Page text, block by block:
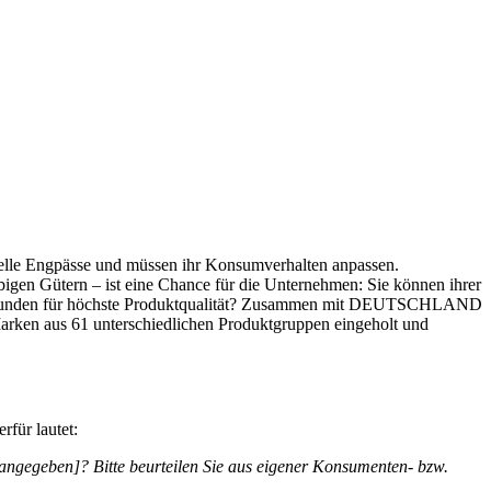
Engpässe und müssen ihr Konsumverhalten anpassen.
Gütern – ist eine Chance für die Unternehmen: Sie können ihrer
für höchste Produktqualität? Zusammen mit DEUTSCHLAND
aus 61 unterschiedlichen Produktgruppen eingeholt und
lautet:
Bitte beurteilen Sie aus eigener Konsumenten- bzw.